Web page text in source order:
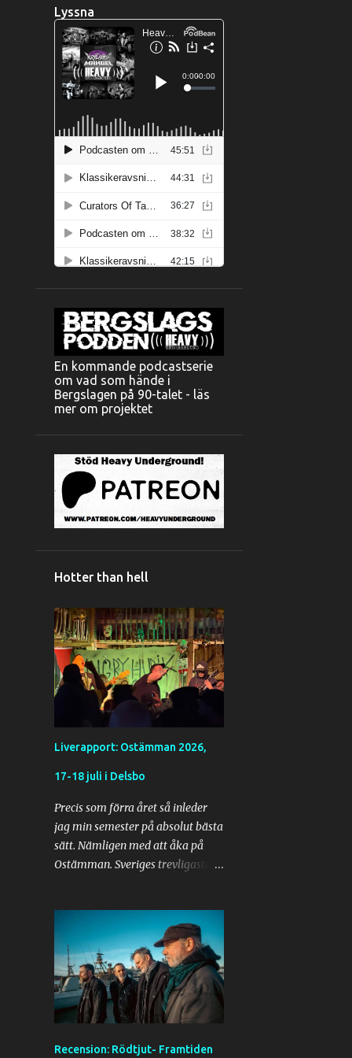
Lyssna
En kommande podcastserie
om vad som hände i
Bergslagen på 90-talet - läs
mer om projektet
Hotter than hell
Liverapport: Ostämman 2026,
17-18 juli i Delsbo
Precis som förra året så inleder
jag min semester på absolut bästa
sätt. Nämligen med att åka på
Ostämman. Sveriges trevligaste
än förra året. Detta för att
komma fram i rimligare tid och
att slå läger i lugn och ro och
hinna se alla band vi vill se. Efter
två stopp på vägen för att plocka
upp alla i sällskapet så är vi på
turas om att välja musik i bilen så
Recension: Rödtjut- Framtiden